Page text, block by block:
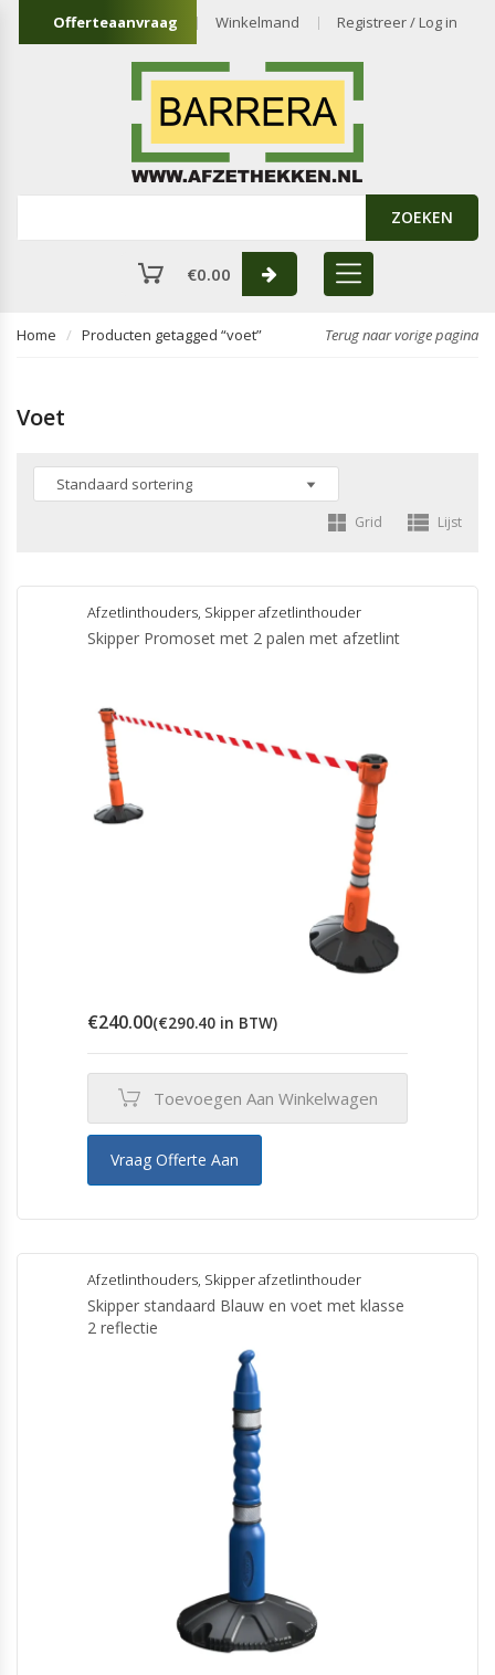
Offerteaanvraag Winkelmand Registreer / Log in
ZOEKEN
€0.00
Home Producten getagged “voet” Terug naar vorige pagina
Voet
Grid Lijst
Afzetlinthouders, Skipper afzetlinthouder
Skipper Promoset met 2 palen met afzetlint
€240.00(€290.40 in BTW)
Toevoegen Aan Winkelwagen
Vraag Offerte Aan
Afzetlinthouders, Skipper afzetlinthouder
Skipper standaard Blauw en voet met klasse
2 reflectie